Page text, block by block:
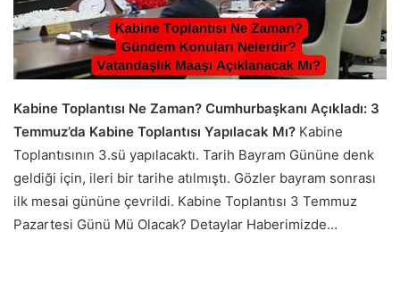
Kabine Toplantısı Ne Zaman? Cumhurbaşkanı Açıkladı: 3
Temmuz’da Kabine Toplantısı Yapılacak Mı? Kabine
Toplantısının 3.sü yapılacaktı. Tarih Bayram Gününe denk
geldiği için, ileri bir tarihe atılmıştı. Gözler bayram sonrası
ilk mesai gününe çevrildi. Kabine Toplantısı 3 Temmuz
Pazartesi Günü Mü Olacak? Detaylar Haberimizde…